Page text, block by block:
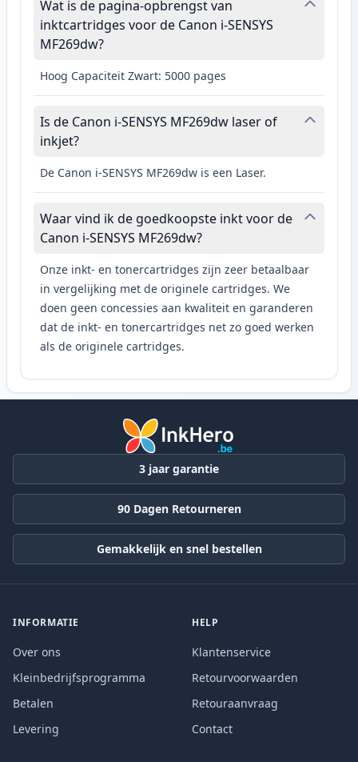
Wat is de pagina-opbrengst van
inktcartridges voor de Canon i-SENSYS
MF269dw?
Hoog Capaciteit Zwart: 5000 pages
Is de Canon i-SENSYS MF269dw laser of
inkjet?
De Canon i-SENSYS MF269dw is een Laser.
Waar vind ik de goedkoopste inkt voor de
Canon i-SENSYS MF269dw?
Onze inkt- en tonercartridges zijn zeer betaalbaar
in vergelijking met de originele cartridges. We
doen geen concessies aan kwaliteit en garanderen
dat de inkt- en tonercartridges net zo goed werken
als de originele cartridges.
3 jaar garantie
90 Dagen Retourneren
Gemakkelijk en snel bestellen
INFORMATIE
Over ons
Kleinbedrijfsprogramma
Betalen
Levering
HELP
Klantenservice
Retourvoorwaarden
Retouraanvraag
Contact